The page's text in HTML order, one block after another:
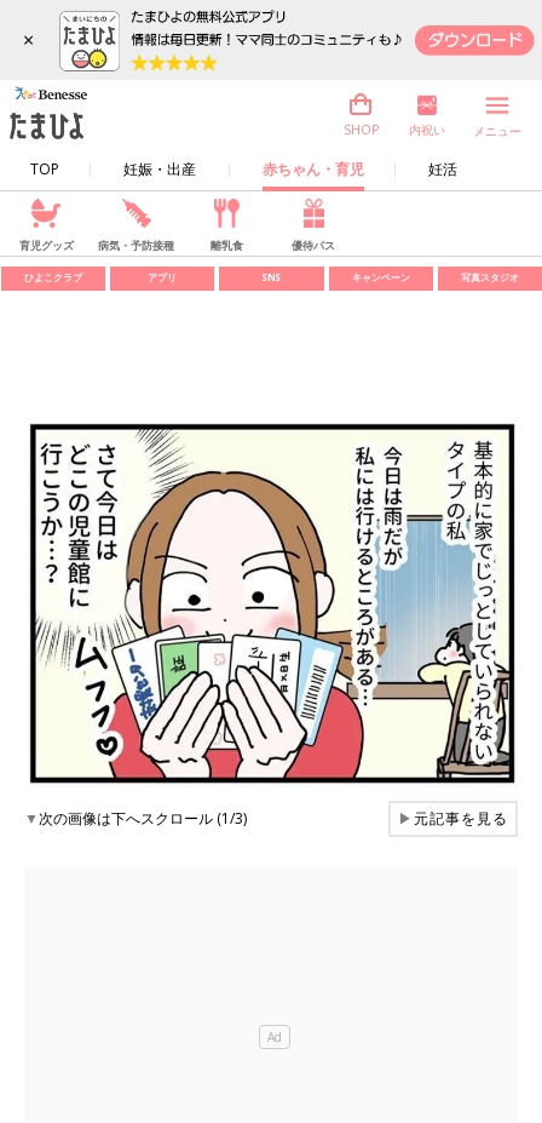
×
TOP 妊娠・出産 赤ちゃん・育児 妊活
SHOP 内祝い メニュー
育児グッズ 病気・予防接種 離乳食 優待パス
ひよこクラブ アプリ SNS キャンペーン 写真スタジオ
▼次の画像は下へスクロール (1/3) ▶元記事を見る